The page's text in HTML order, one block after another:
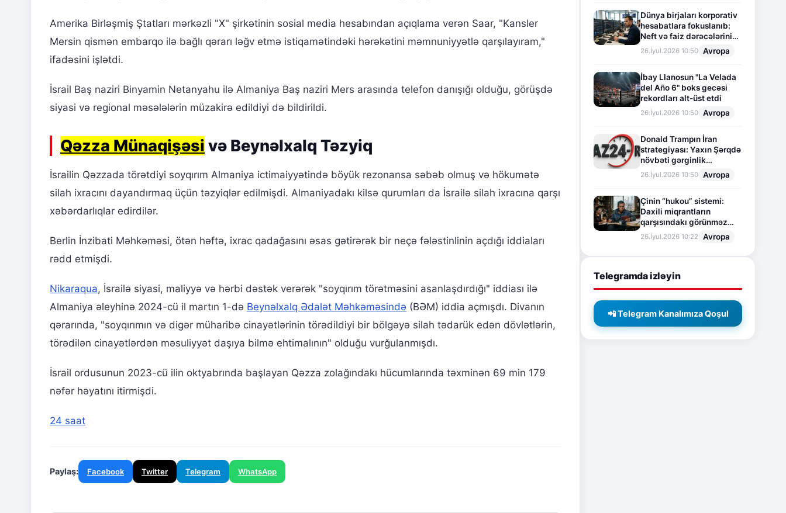
Amerika Birləşmiş Ştatları mərkəzli "X" şirkətinin sosial media hesabından açıqlama verən Saar, "Kansler
Mersin qismən embarqo ilə bağlı qərarı ləğv etmə istiqamətindəki hərəkətini məmnuniyyətlə qarşılayıram,"
ifadəsini işlətdi.
İsrail Baş naziri Binyamin Netanyahu ilə Almaniya Baş naziri Mers arasında telefon danışığı olduğu, görüşdə
siyasi və regional məsələlərin müzakirə edildiyi də bildirildi.
Qəzza Münaqişəsi və Beynəlxalq Təzyiq
İsrailin Qəzzada törətdiyi soyqırım Almaniya ictimaiyyətində böyük rezonansa səbəb olmuş və hökumətə
silah ixracını dayandırmaq üçün təzyiqlər edilmişdi. Almaniyadakı kilsə qurumları da İsrailə silah ixracına qarşı
xəbərdarlıqlar edirdilər.
Berlin İnzibati Məhkəməsi, ötən həftə, ixrac qadağasını əsas gətirərək bir neçə fələstinlinin açdığı iddiaları
rədd etmişdi.
Nikaraqua, İsrailə siyasi, maliyyə və hərbi dəstək verərək "soyqırım törətməsini asanlaşdırdığı" iddiası ilə
Almaniya əleyhinə 2024-cü il martın 1-də Beynəlxalq Ədalət Məhkəməsində (BƏM) iddia açmışdı. Divanın
qərarında, "soyqırımın və digər müharibə cinayətlərinin törədildiyi bir bölgəyə silah tədarük edən dövlətlərin,
törədilən cinayətlərdən məsuliyyət daşıya bilmə ehtimalının" olduğu vurğulanmışdı.
İsrail ordusunun 2023-cü ilin oktyabrında başlayan Qəzza zolağındakı hücumlarında təxminən 69 min 179
nəfər həyatını itirmişdi.
24 saat
Paylaş: Facebook Twitter Telegram WhatsApp
Dünya birjaları korporativ
hesabatlara fokuslanıb:
Neft və faiz dərəcələrinin
təsiri altında cari vəziyyət
26.İyul.2026 10:50 Avropa
İbay Llanosun "La Velada
del Año 6" boks gecəsi
rekordları alt-üst etdi
26.İyul.2026 10:50 Avropa
Donald Trampın İran
strategiyası: Yaxın Şərqdə
növbəti gərginlik
mərhələsi
26.İyul.2026 10:50 Avropa
Çinin “hukou” sistemi:
Daxili miqrantların
qarşısındakı görünməz
sədd
26.İyul.2026 10:22 Avropa
Telegramda izləyin
📲 Telegram Kanalımıza Qoşul